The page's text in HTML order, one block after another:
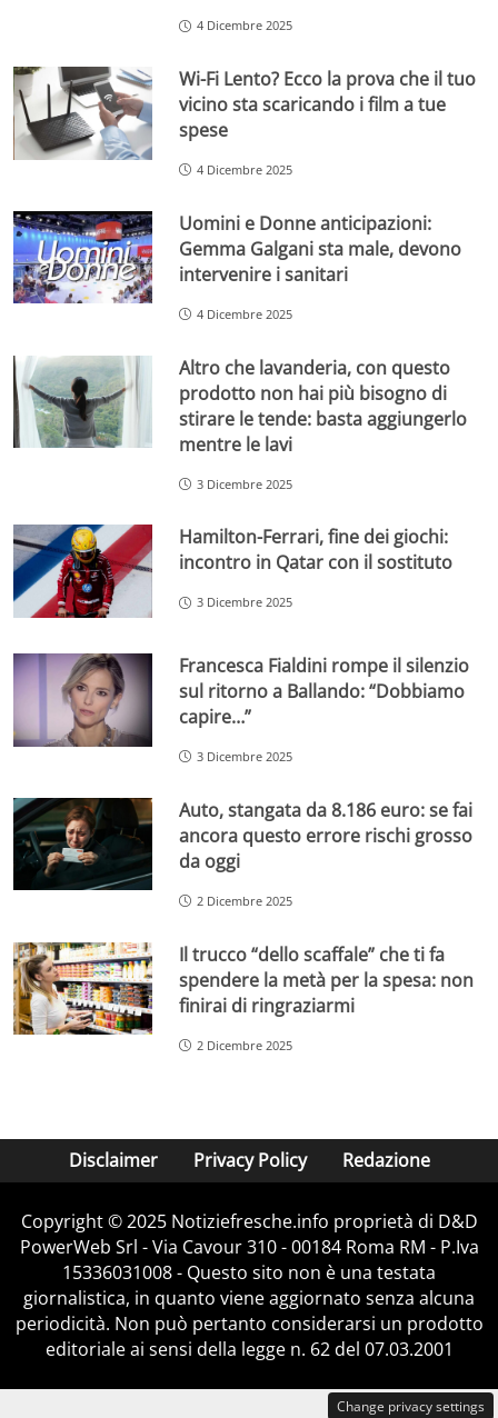
4 Dicembre 2025
Wi-Fi Lento? Ecco la prova che il tuo
vicino sta scaricando i film a tue
spese
4 Dicembre 2025
Uomini e Donne anticipazioni:
Gemma Galgani sta male, devono
intervenire i sanitari
4 Dicembre 2025
Altro che lavanderia, con questo
prodotto non hai più bisogno di
stirare le tende: basta aggiungerlo
mentre le lavi
3 Dicembre 2025
Hamilton-Ferrari, fine dei giochi:
incontro in Qatar con il sostituto
3 Dicembre 2025
Francesca Fialdini rompe il silenzio
sul ritorno a Ballando: “Dobbiamo
capire…”
3 Dicembre 2025
Auto, stangata da 8.186 euro: se fai
ancora questo errore rischi grosso
da oggi
2 Dicembre 2025
Il trucco “dello scaffale” che ti fa
spendere la metà per la spesa: non
finirai di ringraziarmi
2 Dicembre 2025
Disclaimer Privacy Policy Redazione
Copyright © 2025 Notiziefresche.info proprietà di D&D
PowerWeb Srl - Via Cavour 310 - 00184 Roma RM - P.Iva
15336031008 - Questo sito non è una testata
giornalistica, in quanto viene aggiornato senza alcuna
periodicità. Non può pertanto considerarsi un prodotto
editoriale ai sensi della legge n. 62 del 07.03.2001
Change privacy settings